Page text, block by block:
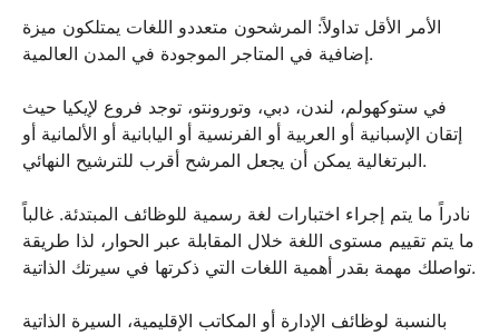
الأمر الأقل تداولاً: المرشحون متعددو اللغات يمتلكون ميزة
إضافية في المتاجر الموجودة في المدن العالمية.
في ستوكهولم، لندن، دبي، وتورونتو، توجد فروع لإيكيا حيث
إتقان الإسبانية أو العربية أو الفرنسية أو اليابانية أو الألمانية أو
البرتغالية يمكن أن يجعل المرشح أقرب للترشيح النهائي.
نادراً ما يتم إجراء اختبارات لغة رسمية للوظائف المبتدئة. غالباً
ما يتم تقييم مستوى اللغة خلال المقابلة عبر الحوار، لذا طريقة
تواصلك مهمة بقدر أهمية اللغات التي ذكرتها في سيرتك الذاتية.
بالنسبة لوظائف الإدارة أو المكاتب الإقليمية، السيرة الذاتية